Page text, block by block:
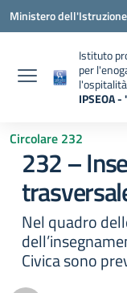
Vai ai contenuti
Vai al menu di
Vai al footer
Ministero
Istituto
per
IPSEOA
Circolare 232
232 –
Nel quadro
Civica sono